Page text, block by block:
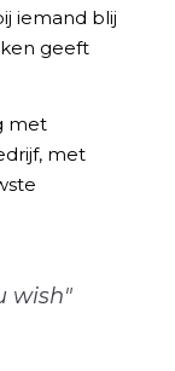
iemand blij
geeft
met
met
wish"